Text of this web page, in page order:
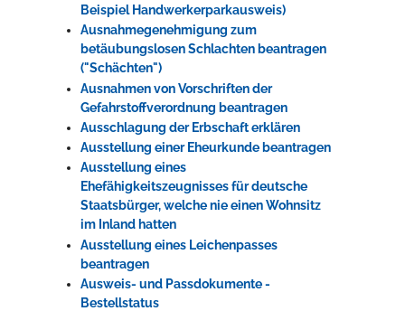
Beispiel Handwerkerparkausweis)
Ausnahmegenehmigung zum
betäubungslosen Schlachten beantragen
("Schächten")
Ausnahmen von Vorschriften der
Gefahrstoffverordnung beantragen
Ausschlagung der Erbschaft erklären
Ausstellung einer Eheurkunde beantragen
Ausstellung eines
Ehefähigkeitszeugnisses für deutsche
Staatsbürger, welche nie einen Wohnsitz
im Inland hatten
Ausstellung eines Leichenpasses
beantragen
Ausweis- und Passdokumente -
Bestellstatus